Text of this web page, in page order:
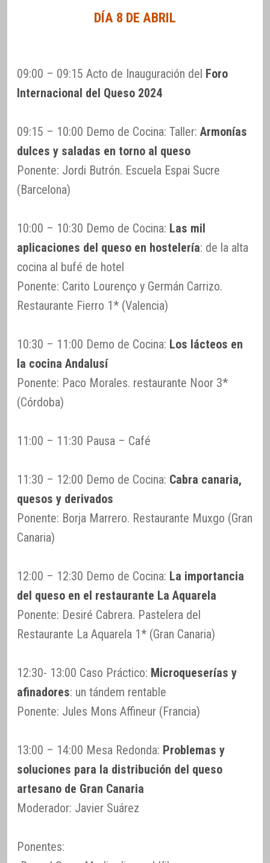
DÍA 8 DE ABRIL
09:00 – 09:15 Acto de Inauguración del Foro
Internacional del Queso 2024
09:15 – 10:00 Demo de Cocina: Taller: Armonías
dulces y saladas en torno al queso
Ponente: Jordi Butrón. Escuela Espai Sucre
(Barcelona)
10:00 – 10:30 Demo de Cocina: Las mil
aplicaciones del queso en hostelería: de la alta
cocina al bufé de hotel
Ponente: Carito Lourenço y Germán Carrizo.
Restaurante Fierro 1* (Valencia)
10:30 – 11:00 Demo de Cocina: Los lácteos en
la cocina Andalusí
Ponente: Paco Morales. restaurante Noor 3*
(Córdoba)
11:00 – 11:30 Pausa – Café
11:30 – 12:00 Demo de Cocina: Cabra canaria,
quesos y derivados
Ponente: Borja Marrero. Restaurante Muxgo (Gran
Canaria)
12:00 – 12:30 Demo de Cocina: La importancia
del queso en el restaurante La Aquarela
Ponente: Desiré Cabrera. Pastelera del
Restaurante La Aquarela 1* (Gran Canaria)
12:30- 13:00 Caso Práctico: Microqueserías y
afinadores: un tándem rentable
Ponente: Jules Mons Affineur (Francia)
13:00 – 14:00 Mesa Redonda: Problemas y
soluciones para la distribución del queso
artesano de Gran Canaria
Moderador: Javier Suárez
Ponentes: